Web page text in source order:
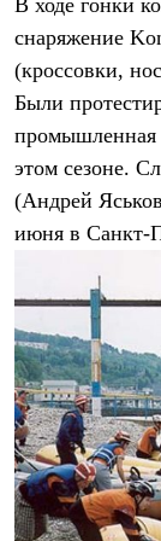
С синтетическим
Аксессуары для
Сумки и баулы
Баулы
Кошельки
Сумки
Гермомешки
Полезные
Книги
Коврики
Женская обувь
Сапоги
Ботинки
Мужская обувь
Ботинки
Кроссовки
Сапоги
Гамаши и бахилы
Гамаши
Бахилы
Тапочки и чуни
В ходе гонки
снаряжение
(кроссовки,
Были
промышленная
этом сезоне.
(Андрей
июня в Санкт-